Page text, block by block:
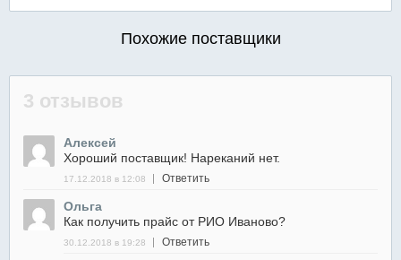
Похожие поставщики
3 отзывов
Алексей
Хороший поставщик! Нареканий нет.
17.12.2018 в 12:08 Ответить
Ольга
Как получить прайс от РИО Иваново?
30.12.2018 в 19:28 Ответить